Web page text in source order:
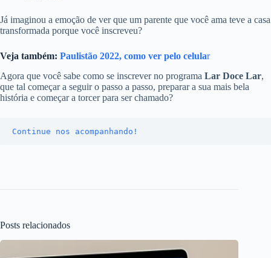
Já imaginou a emoção de ver que um parente que você ama teve a casa
transformada porque você inscreveu?
Veja também: Paulistão 2022, como ver pelo celular
Agora que você sabe como se inscrever no programa Lar Doce Lar,
que tal começar a seguir o passo a passo, preparar a sua mais bela
história e começar a torcer para ser chamado?
Continue nos acompanhando!
Posts relacionados